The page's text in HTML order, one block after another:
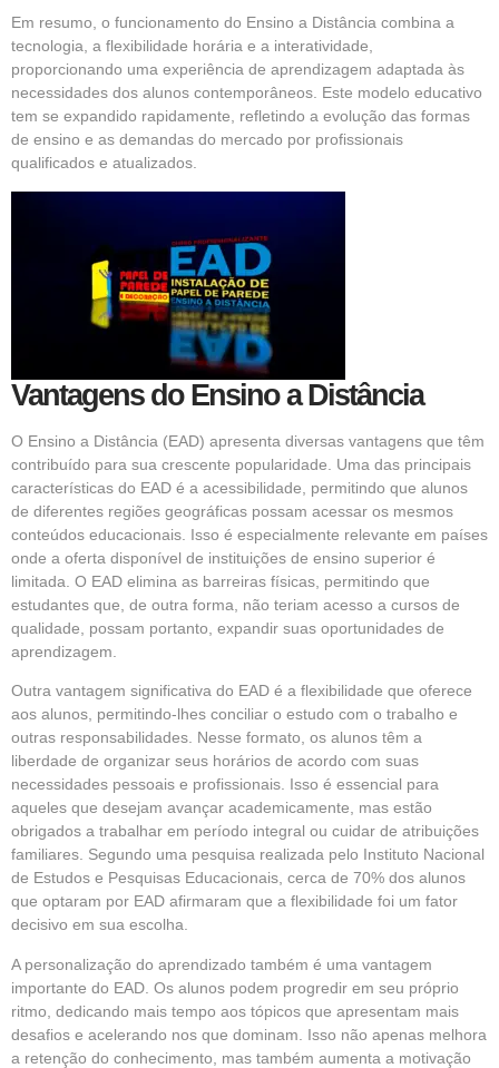
Em resumo, o funcionamento do Ensino a Distância combina a
tecnologia, a flexibilidade horária e a interatividade,
proporcionando uma experiência de aprendizagem adaptada às
necessidades dos alunos contemporâneos. Este modelo educativo
tem se expandido rapidamente, refletindo a evolução das formas
de ensino e as demandas do mercado por profissionais
qualificados e atualizados.
Vantagens do Ensino a Distância
O Ensino a Distância (EAD) apresenta diversas vantagens que têm
contribuído para sua crescente popularidade. Uma das principais
características do EAD é a acessibilidade, permitindo que alunos
de diferentes regiões geográficas possam acessar os mesmos
conteúdos educacionais. Isso é especialmente relevante em países
onde a oferta disponível de instituições de ensino superior é
limitada. O EAD elimina as barreiras físicas, permitindo que
estudantes que, de outra forma, não teriam acesso a cursos de
qualidade, possam portanto, expandir suas oportunidades de
aprendizagem.
Outra vantagem significativa do EAD é a flexibilidade que oferece
aos alunos, permitindo-lhes conciliar o estudo com o trabalho e
outras responsabilidades. Nesse formato, os alunos têm a
liberdade de organizar seus horários de acordo com suas
necessidades pessoais e profissionais. Isso é essencial para
aqueles que desejam avançar academicamente, mas estão
obrigados a trabalhar em período integral ou cuidar de atribuições
familiares. Segundo uma pesquisa realizada pelo Instituto Nacional
de Estudos e Pesquisas Educacionais, cerca de 70% dos alunos
que optaram por EAD afirmaram que a flexibilidade foi um fator
decisivo em sua escolha.
A personalização do aprendizado também é uma vantagem
importante do EAD. Os alunos podem progredir em seu próprio
ritmo, dedicando mais tempo aos tópicos que apresentam mais
desafios e acelerando nos que dominam. Isso não apenas melhora
a retenção do conhecimento, mas também aumenta a motivação